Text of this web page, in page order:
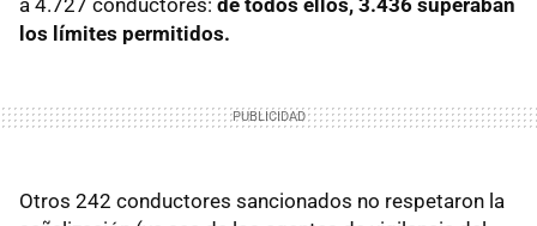
los límites permitidos.
Otros 242 conductores sancionados no respetaron la